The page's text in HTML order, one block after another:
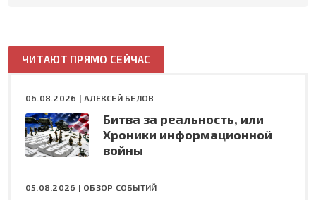
ЧИТАЮТ ПРЯМО СЕЙЧАС
06.08.2026 |АЛЕКСЕЙ БЕЛОВ
Битва за реальность, или
Хроники информационной
войны
05.08.2026 | ОБЗОР СОБЫТИЙ